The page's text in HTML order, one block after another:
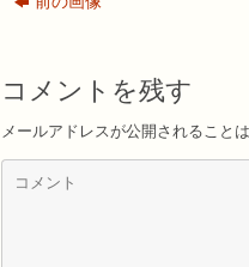
コメントを残す
メールアドレスが公開されること